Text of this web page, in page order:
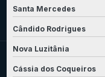
Santa Mercedes
Cândido Rodrigues
Nova Luzitânia
Cássia dos Coqueiros